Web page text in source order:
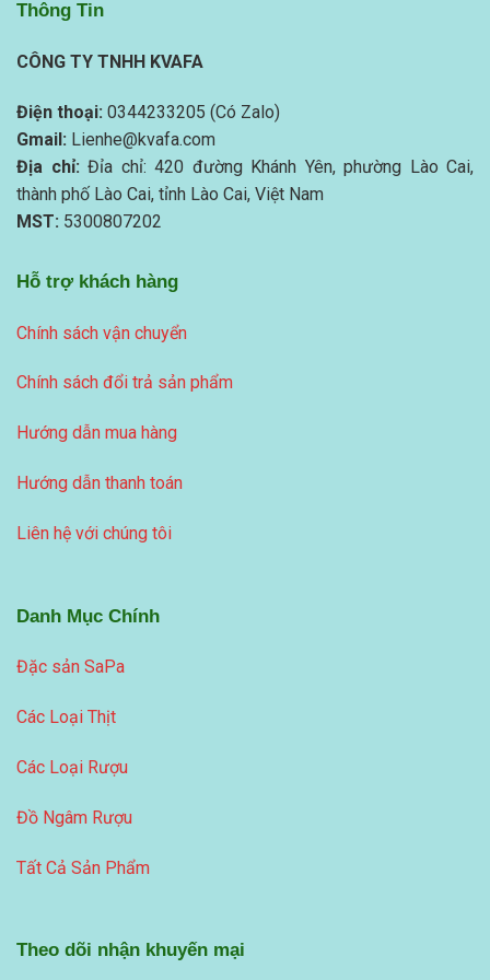
Thông Tin
CÔNG TY TNHH KVAFA
Điện thoại: 0344233205 (Có Zalo)
Gmail: Lienhe@kvafa.com
Địa chỉ: Đỉa chỉ: 420 đường Khánh Yên, phường Lào Cai,
thành phố Lào Cai, tỉnh Lào Cai, Việt Nam
MST: 5300807202
Hỗ trợ khách hàng
Chính sách vận chuyển
Chính sách đổi trả sản phẩm
Hướng dẫn mua hàng
Hướng dẫn thanh toán
Liên hệ với chúng tôi
Danh Mục Chính
Đặc sản SaPa
Các Loại Thịt
Các Loại Rượu
Đồ Ngâm Rượu
Tất Cả Sản Phẩm
Theo dõi nhận khuyến mại